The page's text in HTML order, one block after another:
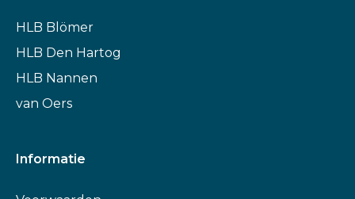
HLB Blömer
HLB Den Hartog
HLB Nannen
van Oers
Informatie